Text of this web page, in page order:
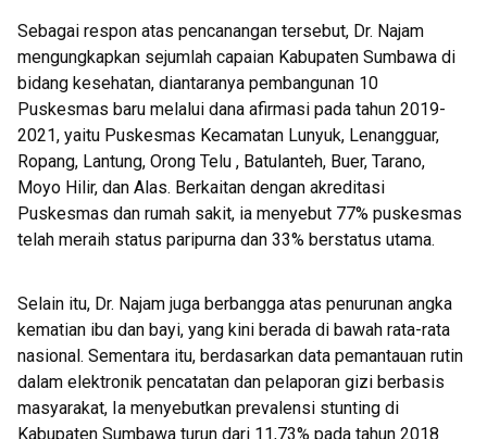
Sebagai respon atas pencanangan tersebut, Dr. Najam
mengungkapkan sejumlah capaian Kabupaten Sumbawa di
bidang kesehatan, diantaranya pembangunan 10
Puskesmas baru melalui dana afirmasi pada tahun 2019-
2021, yaitu Puskesmas Kecamatan Lunyuk, Lenangguar,
Ropang, Lantung, Orong Telu , Batulanteh, Buer, Tarano,
Moyo Hilir, dan Alas. Berkaitan dengan akreditasi
Puskesmas dan rumah sakit, ia menyebut 77% puskesmas
telah meraih status paripurna dan 33% berstatus utama.
Selain itu, Dr. Najam juga berbangga atas penurunan angka
kematian ibu dan bayi, yang kini berada di bawah rata-rata
nasional. Sementara itu, berdasarkan data pemantauan rutin
dalam elektronik pencatatan dan pelaporan gizi berbasis
masyarakat, Ia menyebutkan prevalensi stunting di
Kabupaten Sumbawa turun dari 11,73% pada tahun 2018